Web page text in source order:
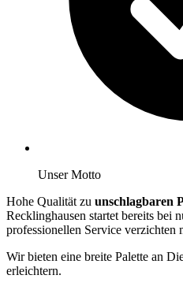
Unser Motto
Hohe Qualität zu unschlagbaren
Recklinghausen startet bereits bei
professionellen Service verzichten
Wir bieten eine breite Palette an
erleichtern.